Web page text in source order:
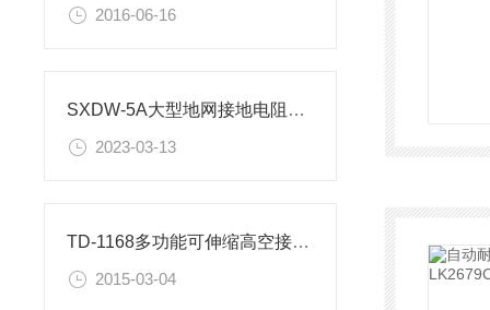
2016-06-16
SXDW-5A大型地网接地电阻测试操作步骤
2023-03-13
TD-1168多功能可伸缩高空接线钳
2015-03-04